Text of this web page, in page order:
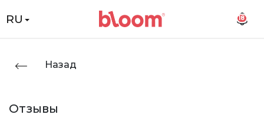
RU 18
Назад
Отзывы